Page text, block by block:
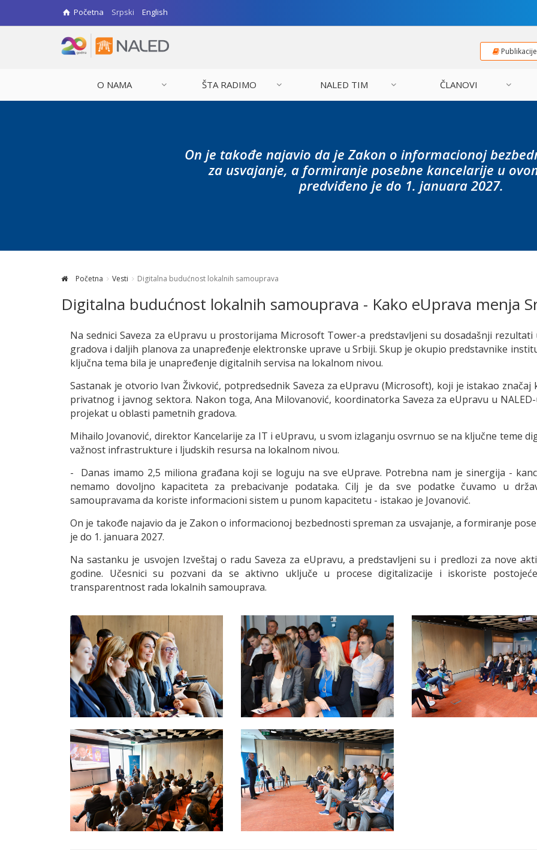
Početna Srpski English
Publikacije
O NAMA ŠTA RADIMO NALED TIM ČLANOVI
On je takođe najavio da je Zakon o informacionoj
za usvajanje, a formiranje posebne kancelarije u
predviđeno je do 1. januara 2027.
Početna Vesti Digitalna budućnost lokalnih samouprava
Digitalna budućnost lokalnih samouprava - Kako eUprava menja
Na sednici Saveza za eUpravu u prostorijama Microsoft Tower-a predstavljeni su dosadašnji
gradova i daljih planova za unapređenje elektronske uprave u Srbiji. Skup je okupio predstavnike
ključna tema bila je unapređenje digitalnih servisa na lokalnom nivou.
Sastanak je otvorio Ivan Živković, potpredsednik Saveza za eUpravu (Microsoft), koji je istakao
privatnog i javnog sektora. Nakon toga, Ana Milovanović, koordinatorka Saveza za eUpravu u
projekat u oblasti pametnih gradova.
Mihailo Jovanović, direktor Kancelarije za IT i eUpravu, u svom izlaganju osvrnuo se na ključne teme
važnost infrastrukture i ljudskih resursa na lokalnom nivou.
- Danas imamo 2,5 miliona građana koji se loguju na sve eUprave. Potrebna nam je sinergija -
nemamo dovoljno kapaciteta za prebacivanje podataka. Cilj je da sve podatke čuvamo u
samoupravama da koriste informacioni sistem u punom kapacitetu - istakao je Jovanović.
On je takođe najavio da je Zakon o informacionoj bezbednosti spreman za usvajanje, a formiranje
je do 1. januara 2027.
Na sastanku je usvojen Izveštaj o radu Saveza za eUpravu, a predstavljeni su i predlozi za nove
godine. Učesnici su pozvani da se aktivno uključe u procese digitalizacije i iskoriste
transparentnost rada lokalnih samouprava.